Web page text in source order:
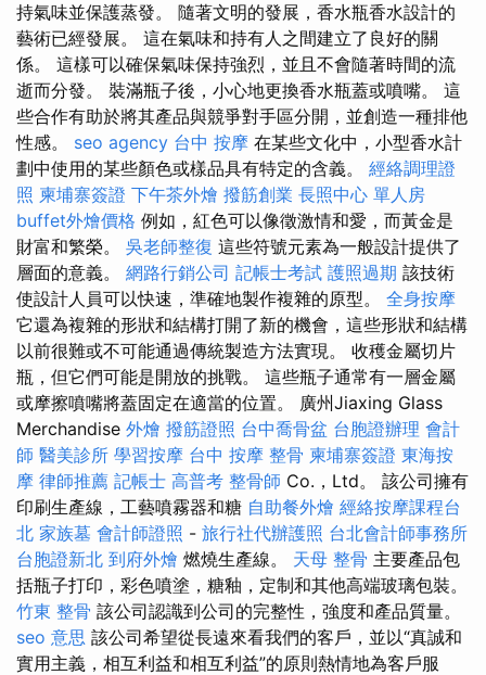
持氣味並保護蒸發。 隨著文明的發展，香水瓶香水設計的
藝術已經發展。 這在氣味和持有人之間建立了良好的關
係。 這樣可以確保氣味保持強烈，並且不會隨著時間的流
逝而分發。 裝滿瓶子後，小心地更換香水瓶蓋或噴嘴。 這
些合作有助於將其產品與競爭對手區分開，並創造一種排他
性感。 seo agency 台中 按摩 在某些文化中，小型香水計
劃中使用的某些顏色或樣品具有特定的含義。 經絡調理證
照 柬埔寨簽證 下午茶外燴 撥筋創業 長照中心 單人房
buffet外燴價格 例如，紅色可以像徵激情和愛，而黃金是
財富和繁榮。 吳老師整復 這些符號元素為一般設計提供了
層面的意義。 網路行銷公司 記帳士考試 護照過期 該技術
使設計人員可以快速，準確地製作複雜的原型。 全身按摩
它還為複雜的形狀和結構打開了新的機會，這些形狀和結構
以前很難或不可能通過傳統製造方法實現。 收穫金屬切片
瓶，但它們可能是開放的挑戰。 這些瓶子通常有一層金屬
或摩擦噴嘴將蓋固定在適當的位置。 廣州Jiaxing Glass
Merchandise 外燴 撥筋證照 台中喬骨盆 台胞證辦理 會計
師 醫美診所 學習按摩 台中 按摩 整骨 柬埔寨簽證 東海按
摩 律師推薦 記帳士 高普考 整骨師 Co.，Ltd。 該公司擁有
印刷生產線，工藝噴霧器和糖 自助餐外燴 經絡按摩課程台
北 家族墓 會計師證照 - 旅行社代辦護照 台北會計師事務所
台胞證新北 到府外燴 燃燒生產線。 天母 整骨 主要產品包
括瓶子打印，彩色噴塗，糖釉，定制和其他高端玻璃包裝。
竹東 整骨 該公司認識到公司的完整性，強度和產品質量。
seo 意思 該公司希望從長遠來看我們的客戶，並以“真誠和
實用主義，相互利益和相互利益”的原則熱情地為客戶服